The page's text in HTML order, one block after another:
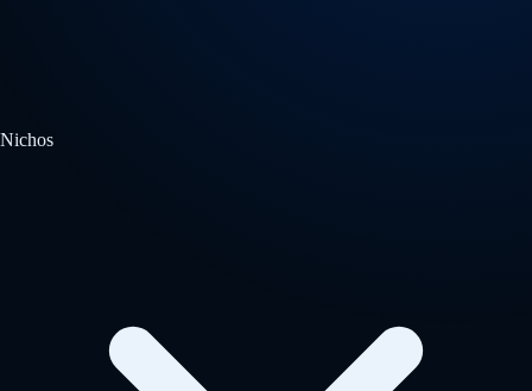
Nichos